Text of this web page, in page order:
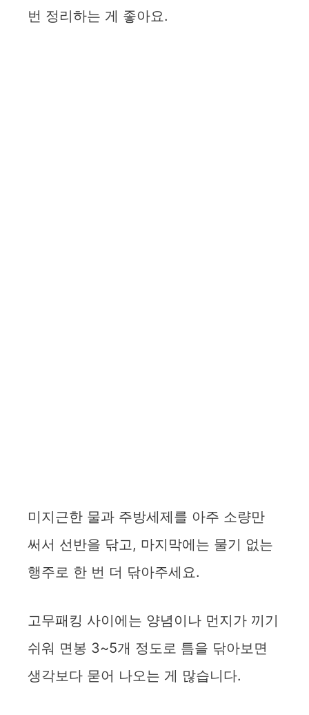
번 정리하는 게 좋아요.
미지근한 물과 주방세제를 아주 소량만
써서 선반을 닦고, 마지막에는 물기 없는
행주로 한 번 더 닦아주세요.
고무패킹 사이에는 양념이나 먼지가 끼기
쉬워 면봉 3~5개 정도로 틈을 닦아보면
생각보다 묻어 나오는 게 많습니다.